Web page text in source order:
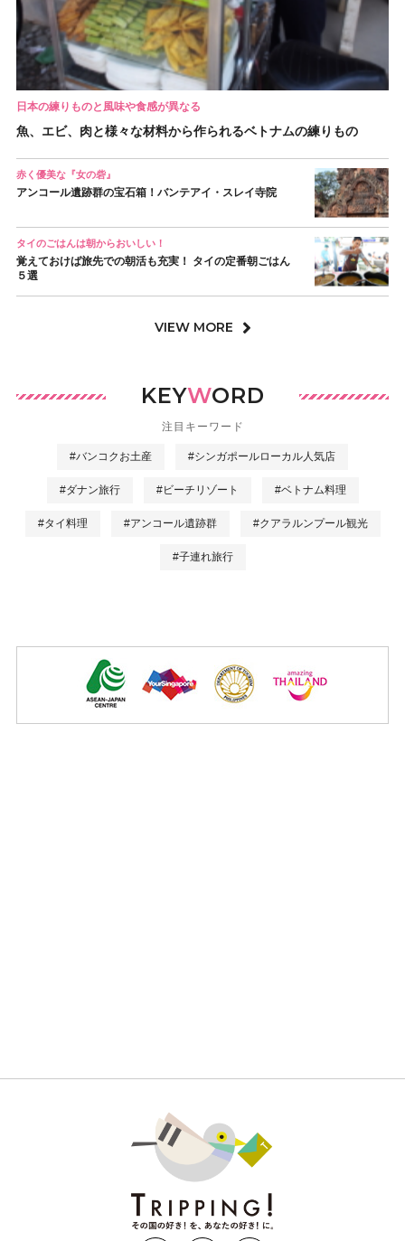
日本の練りものと風味や食感が異なる
魚、エビ、肉と様々な材料から作られるベトナムの練りもの
赤く優美な『女の砦』
アンコール遺跡群の宝石箱！バンテアイ・スレイ寺院
タイのごはんは朝からおいしい！
覚えておけば旅先での朝活も充実！ タイの定番朝ごはん
５選
VIEW MORE
KEYWORD
注目キーワード
#バンコクお土産 #シンガポールローカル人気店
#ダナン旅行 #ビーチリゾート #ベトナム料理
#タイ料理 #アンコール遺跡群 #クアラルンプール観光
#子連れ旅行